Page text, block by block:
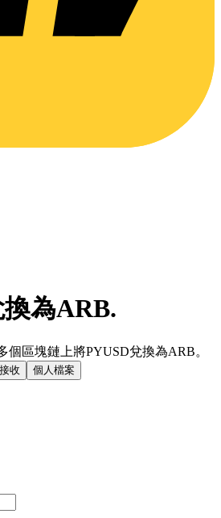
為ARB.
個區塊鏈上將PYUSD兌換為ARB。
接收 個人檔案